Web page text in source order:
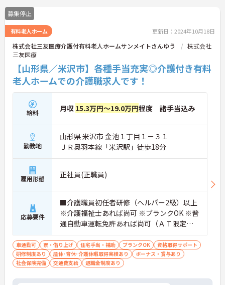
募集停止
有料老人ホーム 更新日：2024年10月18日
株式会社三友医療介護付有料老人ホームサンメイトさんゆう
株式会社
三友医療
【山形県／米沢市】各種手当充実◎介護付き有料
老人ホームでの介護職求人です！
給料 月収 15.3万円～19.0万円程度 諸手当込み
勤務地
山形県 米沢市 金池１丁目１－３１
ＪＲ奥羽本線「米沢駅」徒歩18分
雇用形態 正社員(正職員)
応募要件
■介護職員初任者研修（ヘルパー2級）以上
※介護福祉士あれば尚可 ※ブランクOK ※普
通自動車運転免許あれば尚可（ＡＴ限定
可）
車通勤可 寮・借り上げ 住宅手当・補助 ブランクOK
資格取得サポート
研修制度あり
産休･育休･介護休暇取得実績あり
ボーナス・賞与あり
社会保険完備
交通費支給 退職金制度あり